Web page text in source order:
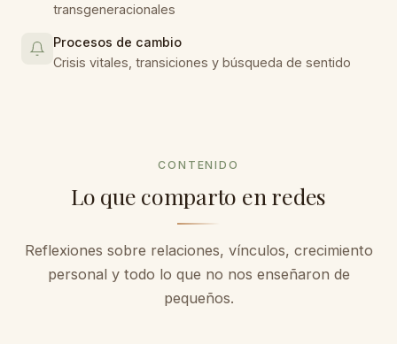
transgeneracionales
Procesos de cambio
Crisis vitales, transiciones y búsqueda de sentido
CONTENIDO
Lo que comparto en redes
Reflexiones sobre relaciones, vínculos, crecimiento
personal y todo lo que no nos enseñaron de
pequeños.